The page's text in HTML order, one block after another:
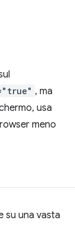
, ma
usa
meno
su una vasta